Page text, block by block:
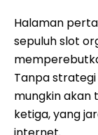
Halaman
sepuluh slot
Tanpa
mungkin akan
ketiga, yang